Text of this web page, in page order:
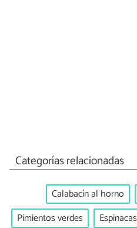
Categorías relacionadas
Calabacín al horno
Pimientos verdes
Espinacas